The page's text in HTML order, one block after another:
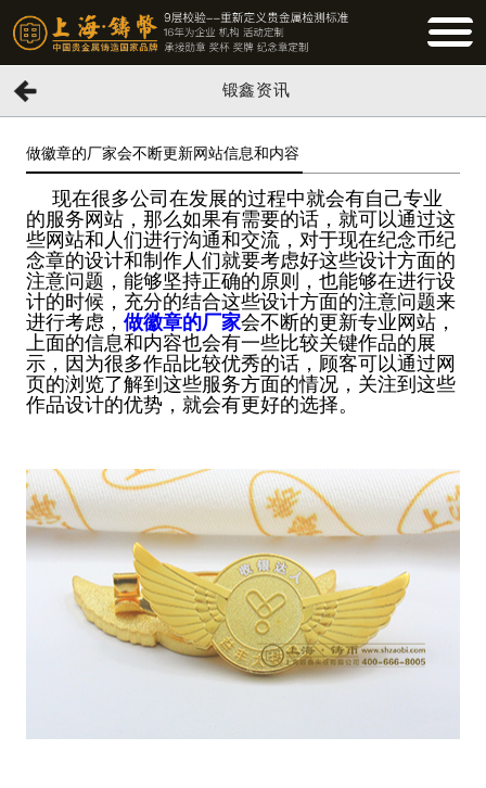
锻鑫资讯
做徽章的厂家会不断更新网站信息和内容
现在很多公司在发展的过程中就会有自己专业
的服务网站，那么如果有需要的话，就可以通过这
些网站和人们进行沟通和交流，对于现在纪念币纪
念章的设计和制作人们就要考虑好这些设计方面的
注意问题，能够坚持正确的原则，也能够在进行设
计的时候，充分的结合这些设计方面的注意问题来
进行考虑， 做徽章的厂家会不断的更新专业网站，
上面的信息和内容也会有一些比较关键作品的展
示，因为很多作品比较优秀的话，顾客可以通过网
页的浏览了解到这些服务方面的情况，关注到这些
作品设计的优势，就会有更好的选择。